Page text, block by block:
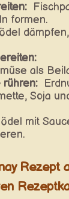
formen.
als
rühren:
Soja
mit
Rezept